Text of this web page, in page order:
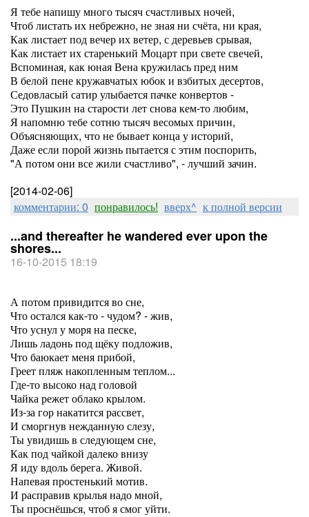
Я тебе напишу много тысяч счастливых ночей,
Чтоб листать их небрежно, не зная ни счёта, ни края,
Как листает под вечер их ветер, с деревьев срывая,
Как листает их старенький Моцарт при свете свечей,
Вспоминая, как юная Вена кружилась пред ним
В белой пене кружавчатых юбок и взбитых десертов,
Седовласый сатир улыбается пачке конвертов -
Это Пушкин на старости лет снова кем-то любим,
Я напомню тебе сотню тысяч весомых причин,
Объясняющих, что не бывает конца у историй,
Даже если порой жизнь пытается с этим поспорить,
"А потом они все жили счастливо", - лучший зачин.
[2014-02-06]
комментарии: 0 понравилось! вверх^ к полной версии
...and thereafter he wandered ever upon the
shores...
16-10-2015 18:19
А потом привидится во сне,
Что остался как-то - чудом? - жив,
Что уснул у моря на песке,
Лишь ладонь под щёку подложив,
Что баюкает меня прибой,
Греет пляж накопленным теплом...
Где-то высоко над головой
Чайка режет облако крылом.
Из-за гор накатится рассвет,
И сморгнув нежданную слезу,
Ты увидишь в следующем сне,
Как под чайкой далеко внизу
Я иду вдоль берега. Живой.
Напевая простенький мотив.
И расправив крылья надо мной,
Ты проснёшься, чтоб я смог уйти.